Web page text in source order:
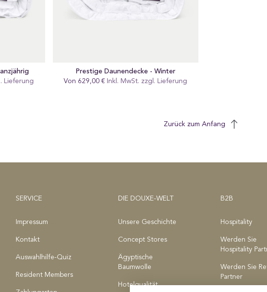
Lieferung
Prestige Daunendecke - Winter
Regular
Von 629,00 € Inkl. MwSt. zzgl. Lieferung
Zurück zum Anfang
SERVICE
Impressum
Kontakt
Auswahlhilfe-Quiz
Resident Members
DIE DOUXE-WELT
Unsere Geschichte
Concept Stores
Ägyptische
Baumwolle
Hotelqualität
B2B
Hospitality
Werden Sie
Hospitality
Werden Sie
Partner